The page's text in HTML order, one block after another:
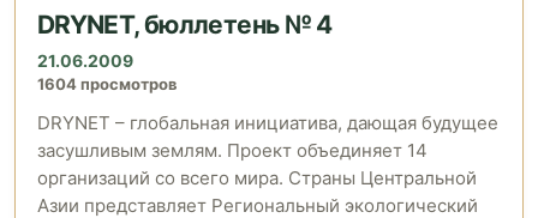
DRYNET, бюллетень № 4
21.06.2009
1604 просмотров
DRYNET – глобальная инициатива, дающая будущее
засушливым землям. Проект объединяет 14
организаций со всего мира. Страны Центральной
Азии представляет Региональный экологический